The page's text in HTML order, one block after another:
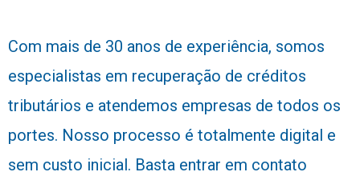
Com mais de 30 anos de experiência, somos
especialistas em recuperação de créditos
tributários e atendemos empresas de todos os
portes. Nosso processo é totalmente digital e
sem custo inicial. Basta entrar em contato